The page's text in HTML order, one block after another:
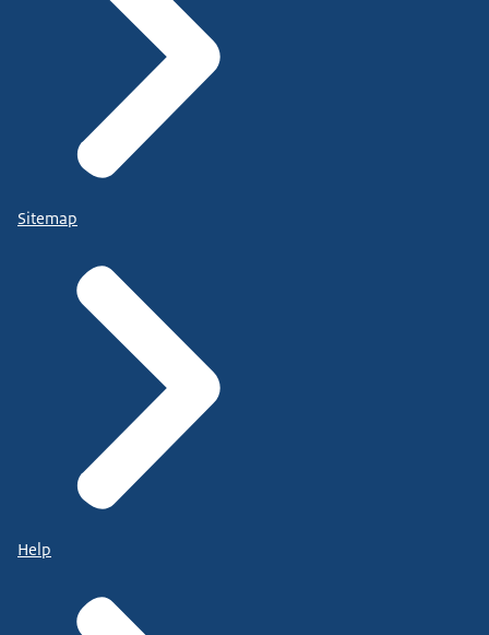
Sitemap
Help